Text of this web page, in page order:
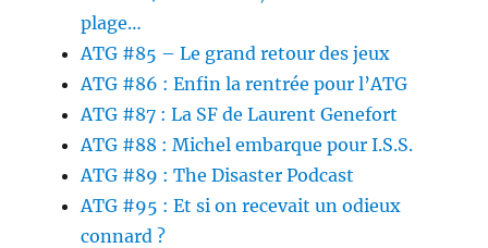
plage…
ATG #85 – Le grand retour des jeux
ATG #86 : Enfin la rentrée pour l’ATG
ATG #87 : La SF de Laurent Genefort
ATG #88 : Michel embarque pour I.S.S.
ATG #89 : The Disaster Podcast
ATG #95 : Et si on recevait un odieux
connard ?